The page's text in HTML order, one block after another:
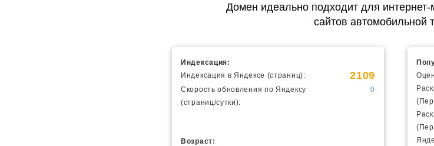
Домен идеально подходит для интернет-
сайтов автомобильной
Индексация:
Индексация в Яндексе (страниц):
2109
Скорость обновления по Яндексу
(страниц/сутки):
0
Возраст: